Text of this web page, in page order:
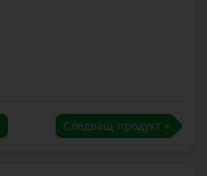
Следващ продукт »